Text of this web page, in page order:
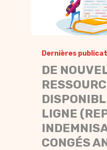
Dernières
DE
LIGNE
CONGÉS